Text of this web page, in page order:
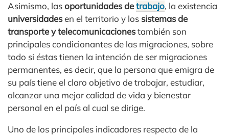
Asimismo, lasoportunidades detrabajo, la existencia
universidadesen el territorio y los sistemas de
transporte y telecomunicacionestambién son
principales condicionantes de las migraciones, sobre
todo si éstas tienen la intención de ser migraciones
permanentes, es decir, que la persona que emigra de
su país tiene el claro objetivo de trabajar, estudiar,
alcanzar una mejor calidad de vida y bienestar
personal en el país al cual se dirige.
Uno de los principales indicadores respecto de la